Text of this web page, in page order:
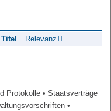
Titel Relevanz
Protokolle • Staatsverträge
•